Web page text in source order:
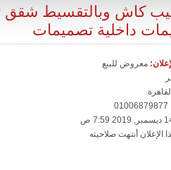
كاش وبالتقسيط
داخلية تصميمات
معروض للبيع
القاهرة
الإعلان أنتهت صلاحيته